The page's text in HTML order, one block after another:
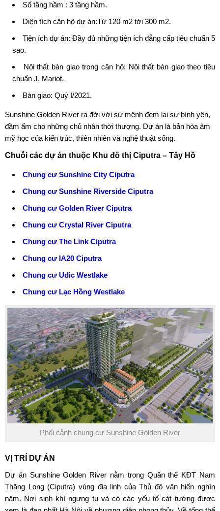
Số tầng hầm : 3 tầng hầm.
Diện tích căn hộ dự án:Từ 120 m2 tới 300 m2.
Tiện ích dự án: Đầy đủ những tiện ích đẳng cấp tiêu chuẩn 5
sao.
Nội thất bàn giao trong căn hộ: Nội thất bàn giao theo tiêu
chuẩn J. Mariot.
Bàn giao: Quý I/2021.
Sunshine Golden River ra đời với sứ mệnh đem lại sự bình yên,
đầm ấm cho những chủ nhân thời thượng. Dự án là bản hòa âm
mỹ học của kiến trúc, thiên nhiên và nghệ thuật sống.
Chuỗi các dự án thuộc Khu đô thị Ciputra – Tây Hồ
Chung cư Sunshine City Ciputra
Chung cư Sunshine Riverside Ciputra
Chung cư Golden River Ciputra
Chung cư Crystal River Ciputra
Chung cư The Link Ciputra
Chung cư IA20 Ciputra
Chung cư Udic Westlake
Chung cư Lạc Hồng Westlake
Phối cảnh chung cư Sunshine Golden River
VỊ TRÍ DỰ ÁN
Dự án Sunshine Golden River nằm trong Quần thể KĐT Nam
Thăng Long (Ciputra) vùng địa linh của Thủ đô văn hiến nghìn
năm. Nơi sinh khí ngưng tụ và có các yếu tố cát tường được